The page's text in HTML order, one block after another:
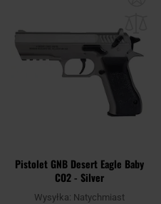
schowka
Pistolet GNB Desert Eagle Baby
CO2 - Silver
Wysyłka: Natychmiast